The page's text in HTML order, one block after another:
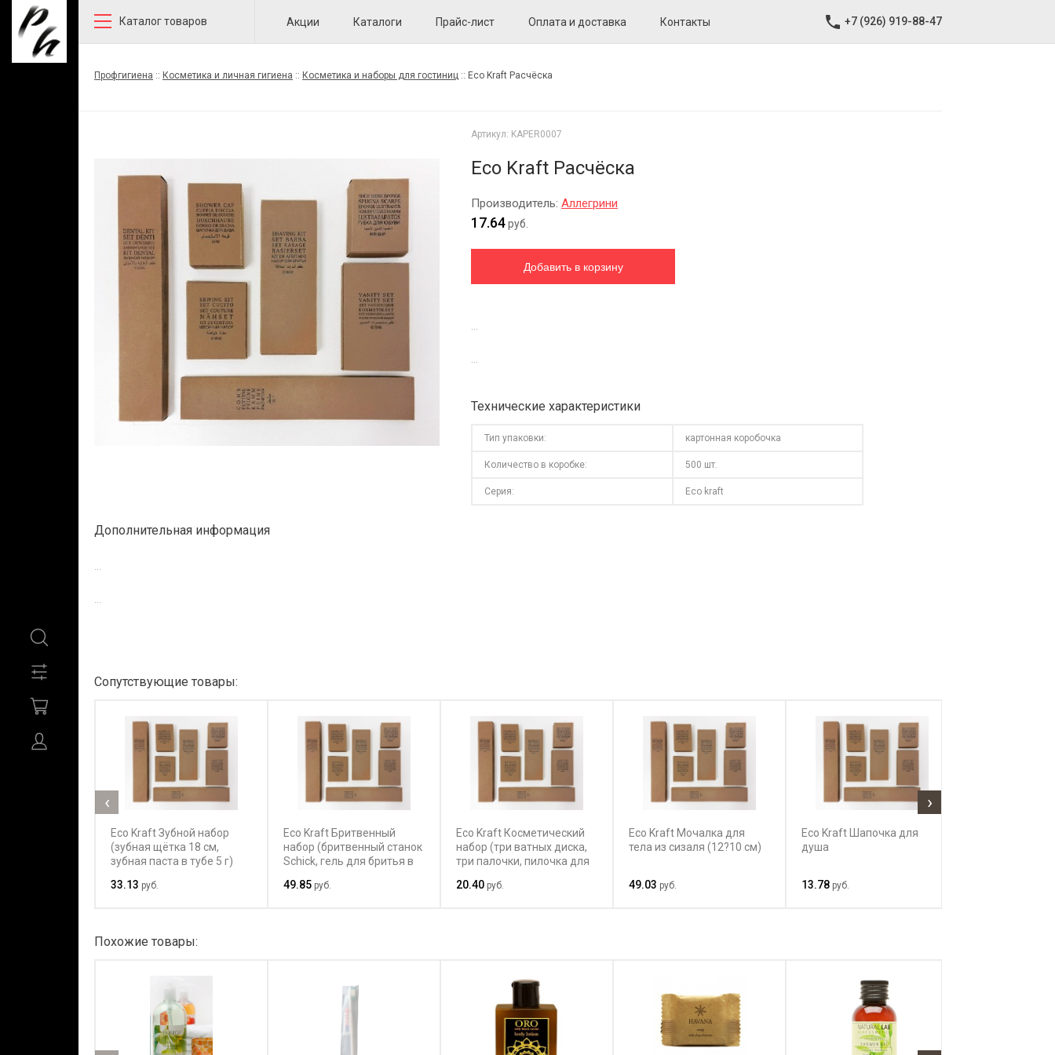
Каталог товаров Акции Каталоги Прайс-лист Оплата и доставка Контакты +7 (926) 919-88-47
Профгигиена :: Косметика и личная гигиена :: Косметика и наборы для гостиниц :: Eco Kraft Расчёска
Артикул: KAPER0007
Eco Kraft Расчёска
Производитель: Аллегрини
17.64руб.
...
...
Технические характеристики
Тип упаковки: картонная коробочка
Количество в коробке: 500 шт.
Серия: Eco kraft
Дополнительная информация
...
...
Сопутствующие товары:
Eco Kraft Зубной набор
(зубная щётка 18 см,
зубная паста в тубе 5 г)
33.13 руб.
Eco Kraft Бритвенный
набор (бритвенный станок
Schick, гель для бритья в
49.85 руб.
Eco Kraft Косметический
набор (три ватных диска,
три палочки, пилочка для
20.40 руб.
Eco Kraft Мочалка для
тела из сизаля (12?10 см)
49.03 руб.
Eco Kraft Шапочка для
душа
13.78 руб.
‹ ›
Похожие товары: